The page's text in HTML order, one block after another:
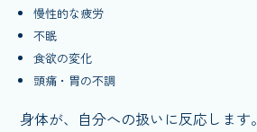
慢性的な疲労
不眠
食欲の変化
頭痛・胃の不調
身体が、自分への扱いに反応します。